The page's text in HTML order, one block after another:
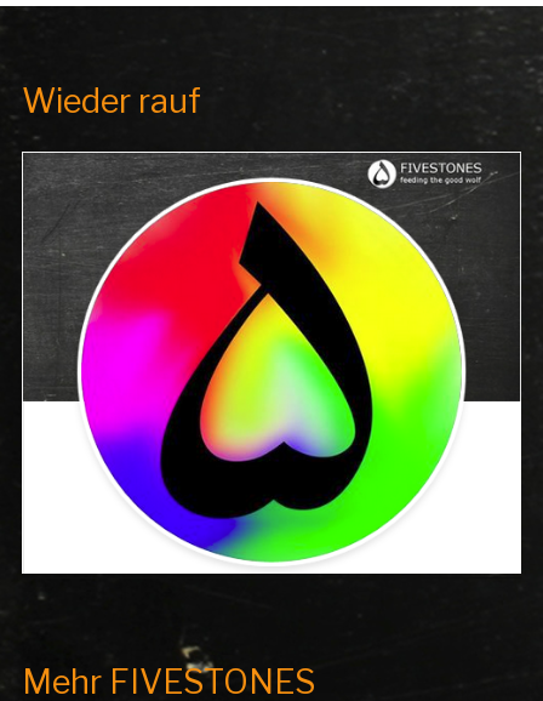
Wieder rauf
Mehr FIVESTONES